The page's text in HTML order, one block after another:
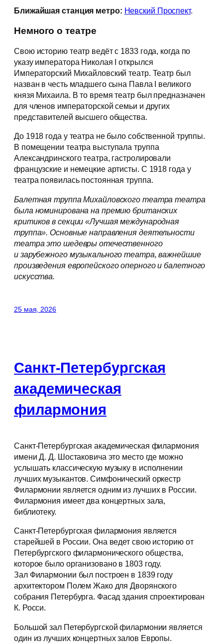
Ближайшая станция метро: Невский Проспект.
Немного о театре
Свою историю театр ведёт с 1833 года, когда по
указу императора Николая I открылся
Императорский Михайловский театр. Театр был
назван в честь младшего сына Павла I великого
князя Михаила. В то время театр был предназначен
для членов императорской семьи и других
представителей высшего общества.
До 1918 года у театра не было собственной труппы.
В помещении театра выступала труппа
Александринского театра, гастролировали
французские и немецкие артисты. С 1918 года у
театра появилась постоянная труппа.
Балетная труппа Михайловского театра театра
была номинирована на премию британских
критиков в секции «Лучшая международная
труппа». Основные направления деятельности
театра это шедевры отечественного
и зарубежного музыкального театра, важнейшие
произведения европейского оперного и балетного
искусства.
25 мая, 2026
Санкт-Петербургская
академическая
филармония
Санкт-Петербургская академическая филармония
имени Д. Д. Шостаковича это место где можно
услышать классическую музыку в исполнении
лучших музыкантов. Симфонический оркестр
Филармонии является одним из лучших в России.
Филармония имеет два концертных зала,
библиотеку.
Санкт-Петербургская филармония является
старейшей в России. Она ведет свою историю от
Петербургского филармонического общества,
которое было организовано в 1803 году.
Зал Филармонии был построен в 1839 году
архитектором Полем Жако для Дворянского
собрания Петербурга. Фасад здания спроектирован
К. Росси.
Большой зал Петербургской филармонии является
один из лучших концертных залов Европы.